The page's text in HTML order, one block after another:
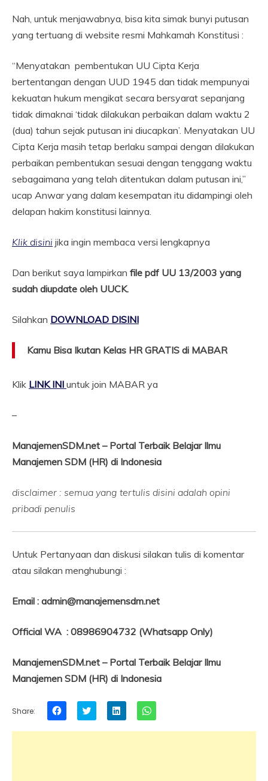
Nah, untuk menjawabnya, bisa kita simak bunyi putusan
yang tertuang di website resmi Mahkamah Konstitusi :
“Menyatakan pembentukan UU Cipta Kerja
bertentangan dengan UUD 1945 dan tidak mempunyai
kekuatan hukum mengikat secara bersyarat sepanjang
tidak dimaknai ‘tidak dilakukan perbaikan dalam waktu 2
(dua) tahun sejak putusan ini diucapkan’. Menyatakan UU
Cipta Kerja masih tetap berlaku sampai dengan dilakukan
perbaikan pembentukan sesuai dengan tenggang waktu
sebagaimana yang telah ditentukan dalam putusan ini,”
ucap Anwar yang dalam kesempatan itu didampingi oleh
delapan hakim konstitusi lainnya.
Klik disini jika ingin membaca versi lengkapnya
Dan berikut saya lampirkan file pdf UU 13/2003 yang
sudah diupdate oleh UUCK.
Silahkan DOWNLOAD DISINI
Kamu Bisa Ikutan Kelas HR GRATIS di MABAR
Klik LINK INI untuk join MABAR ya
–
ManajemenSDM.net – Portal Terbaik Belajar Ilmu
Manajemen SDM (HR) di Indonesia
disclaimer : semua yang tertulis disini adalah opini
pribadi penulis
Untuk Pertanyaan dan diskusi silakan tulis di komentar
atau silakan menghubungi :
Email : admin@manajemensdm.net
Official WA : 08986904732 (Whatsapp Only)
ManajemenSDM.net – Portal Terbaik Belajar Ilmu
Manajemen SDM (HR) di Indonesia
Share:
to
on
to
on
to
on
to
on